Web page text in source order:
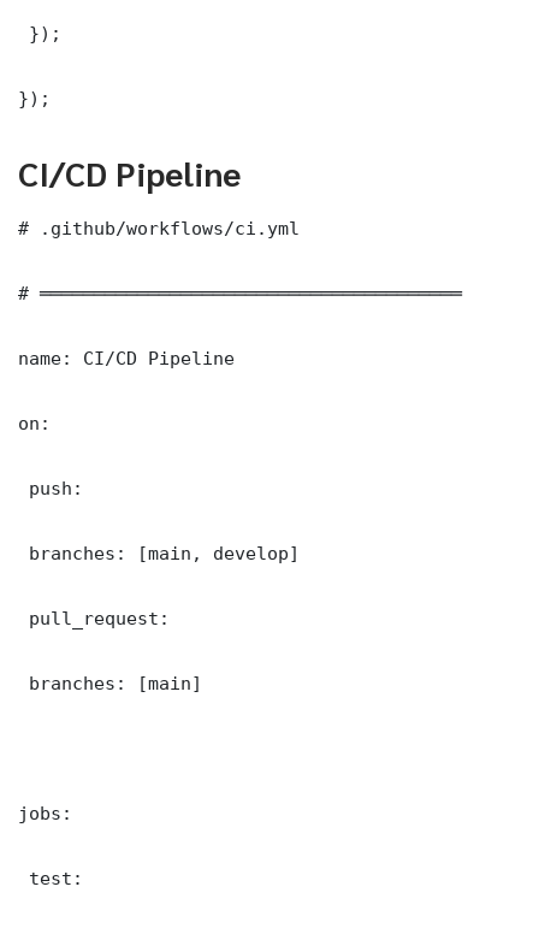
});
});
CI/CD Pipeline
# .github/workflows/ci.yml
# ═══════════════════════════════════════
name: CI/CD Pipeline
on:
push:
branches: [main, develop]
pull_request:
branches: [main]
jobs:
test: